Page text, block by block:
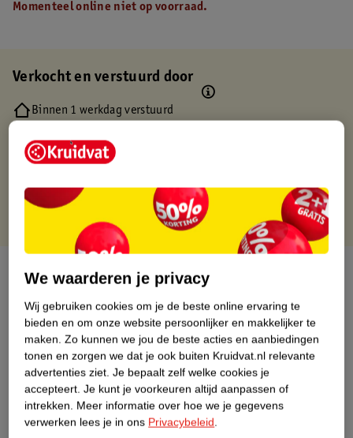
Momenteel online niet op voorraad.
Verkocht en verstuurd door
Binnen 1 werkdag verstuurd
Gratis retourneren via verkooppartner.
Gratis punten met je Kruidvat kaart
Over dit product
Productinformatie
Nature Impact Score
Dit product heeft (nog) geen Nature
Impact Score.
Meer informatie
We waarderen je privacy
Wij gebruiken cookies om je de beste online ervaring te
bieden en om onze website persoonlijker en makkelijker te
maken. Zo kunnen we jou de beste acties en aanbiedingen
tonen en zorgen we dat je ook buiten Kruidvat.nl relevante
advertenties ziet. Je bepaalt zelf welke cookies je
accepteert. Je kunt je voorkeuren altijd aanpassen of
intrekken. Meer informatie over hoe we je gegevens
verwerken lees je in ons Privacybeleid.